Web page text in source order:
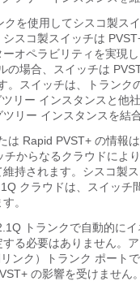
クを使用してシスコ製ス
スコ製スイッチは
オペラビリティを実現
の場合、スイッチは
。スイッチは、トランク
リー インスタンスと他
リー インスタンスを結合
は Rapid PVST+ の情報
チからなるクラウドによ
持されます。シスコ製
クラウドは、スイッチ
。
トランクで自動的に
る必要はありません。
ンク）トランク ポート
の影響を受けません。